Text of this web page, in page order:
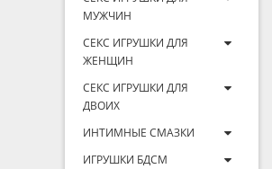
МУЖЧИН
СЕКС ИГРУШКИ ДЛЯ
ЖЕНЩИН
СЕКС ИГРУШКИ ДЛЯ
ДВОИХ
ИНТИМНЫЕ СМАЗКИ
ИГРУШКИ БДСМ